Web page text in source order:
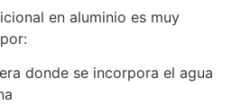
en aluminio es muy
donde se incorpora el agua